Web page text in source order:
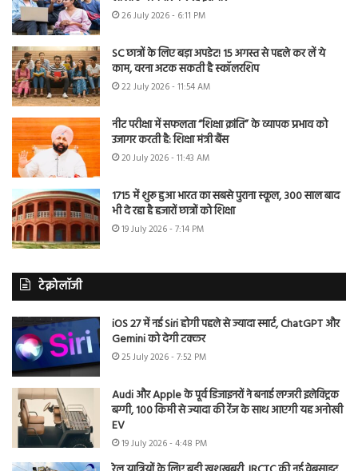
26 July 2026 - 6:11 PM
SC छात्रों के लिए बड़ा अपडेट! 15 अगस्त से पहले कर लें ये
काम, वरना अटक सकती है स्कॉलरशिप
22 July 2026 - 11:54 AM
नीट परीक्षा में सफलता “शिक्षा क्रांति” के व्यापक प्रभाव को
उजागर करती है: शिक्षा मंत्री बैंस
20 July 2026 - 11:43 AM
1715 में शुरू हुआ भारत का सबसे पुराना स्कूल, 300 साल बाद
भी दे रहा है हजारों छात्रों को शिक्षा
19 July 2026 - 7:14 PM
टेक्नोलॉजी
iOS 27 में नई Siri होगी पहले से ज्यादा स्मार्ट, ChatGPT और
Gemini को देगी टक्कर
25 July 2026 - 7:52 PM
Audi और Apple के पूर्व डिजाइनरों ने बनाई लग्जरी इलेक्ट्रिक
बग्गी, 100 किमी से ज्यादा की रेंज के साथ आएगी यह अनोखी
EV
19 July 2026 - 4:48 PM